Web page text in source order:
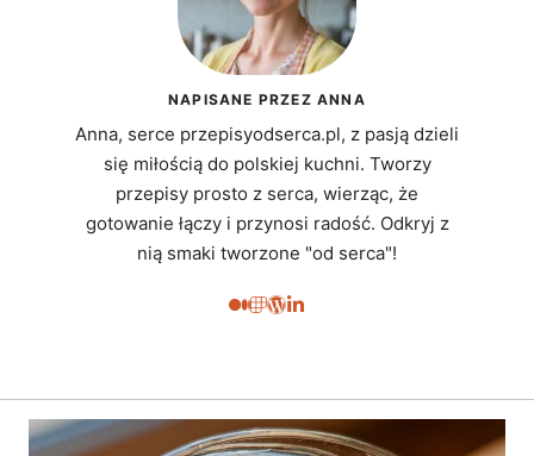
NAPISANE PRZEZ ANNA
Anna, serce przepisyodserca.pl, z pasją dzieli
się miłością do polskiej kuchni. Tworzy
przepisy prosto z serca, wierząc, że
gotowanie łączy i przynosi radość. Odkryj z
nią smaki tworzone "od serca"!